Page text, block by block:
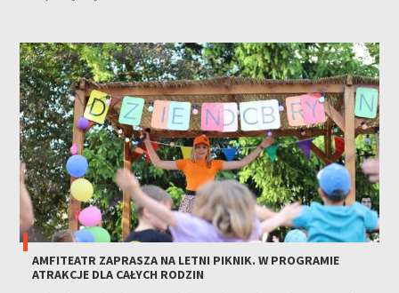
AMFITEATR ZAPRASZA NA LETNI PIKNIK. W PROGRAMIE
ATRAKCJE DLA CAŁYCH RODZIN